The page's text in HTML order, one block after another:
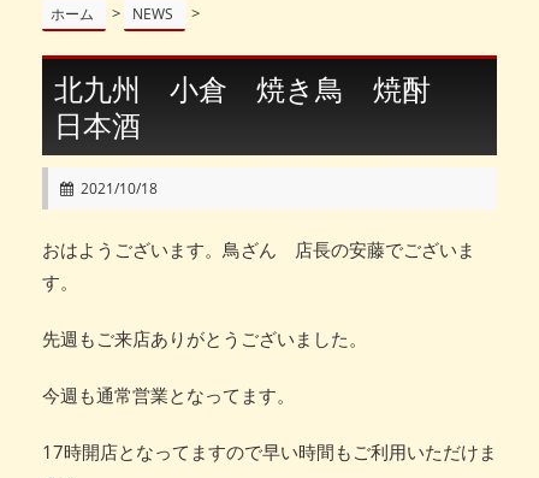
ホーム > NEWS >
北九州 小倉 焼き鳥 焼酎
日本酒
2021/10/18
おはようございます。鳥ざん 店長の安藤でございま
す。
先週もご来店ありがとうございました。
今週も通常営業となってます。
17時開店となってますので早い時間もご利用いただけま